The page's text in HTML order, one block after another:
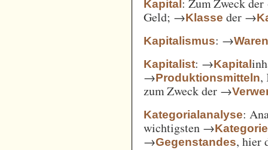
Kapital
Geld; →Klasse der →
Kapitalismus: →
Kapitalist: →Kapital
→Produktionsmitteln,
zum Zweck der →
Kategorialanalyse:
wichtigsten →
→Gegenstandes, hier